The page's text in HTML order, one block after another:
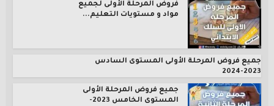
فروض المرحلة الأولى لجميع
مواد و مستويات التعليم...
جميع فروض المرحلة الأولى المستوى السادس
2023-2024
جميع فروض المرحلة الأولى
المستوى الخامس 2023-